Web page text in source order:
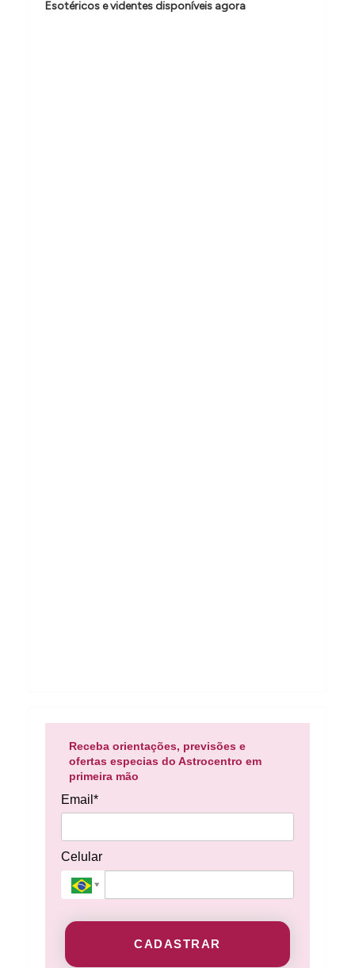
d
Esotéricos e videntes disponíveis agora
Receba orientações, previsões e
ofertas especias do Astrocentro em
primeira mão
Email*
Celular
CADASTRAR